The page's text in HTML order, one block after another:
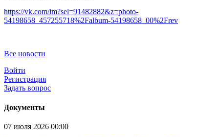
https://vk.com/im?sel=91482882&z=photo-
54198658_457255718%2Falbum-54198658_00%2Frev
Все новости
Войти
Регистрация
Задать вопрос
Документы
07 июля 2026 00:00